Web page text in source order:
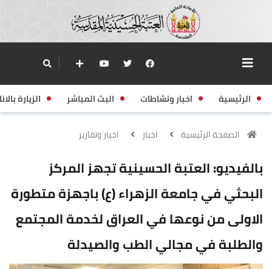
الرئيسية اخبار ونشاطات البث المباشر الزيارة
الصفحة الرئيسية اخبار اخبار وتقارير
بالفيديو: العتبة الحسينية تجهز المركز
البحثي في جامعة الزهراء (ع) باجهزة متطورة
الاولى من نوعها في العراق لخدمة المجتمع
والطلبة في مجالي الطب والصيدلة